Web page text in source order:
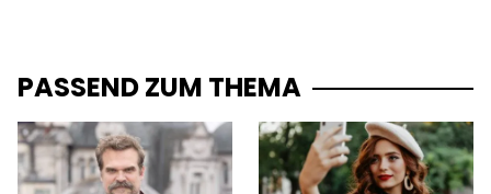
PASSEND ZUM THEMA